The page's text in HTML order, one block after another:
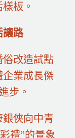
板。
讓路
俗改造試點
企業成長傑
步。
俠向中青
禮”的景象